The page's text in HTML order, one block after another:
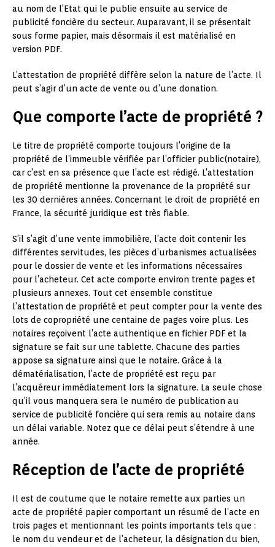
au nom de l’Etat qui le publie ensuite au service de
publicité foncière du secteur. Auparavant, il se présentait
sous forme papier, mais désormais il est matérialisé en
version PDF.
L’attestation de propriété diffère selon la nature de l’acte. Il
peut s’agir d’un acte de vente ou d’une donation.
Que comporte l’acte de propriété ?
Le titre de propriété comporte toujours l’origine de la
propriété de l’immeuble vérifiée par l’officier public(notaire),
car c’est en sa présence que l’acte est rédigé. L’attestation
de propriété mentionne la provenance de la propriété sur
les 30 dernières années. Concernant le droit de propriété en
France, la sécurité juridique est très fiable.
S’il s’agit d’une vente immobilière, l’acte doit contenir les
différentes servitudes, les pièces d’urbanismes actualisées
pour le dossier de vente et les informations nécessaires
pour l’acheteur. Cet acte comporte environ trente pages et
plusieurs annexes. Tout cet ensemble constitue
l’attestation de propriété et peut compter pour la vente des
lots de copropriété une centaine de pages voire plus. Les
notaires reçoivent l’acte authentique en fichier PDF et la
signature se fait sur une tablette. Chacune des parties
appose sa signature ainsi que le notaire. Grâce à la
dématérialisation, l’acte de propriété est reçu par
l’acquéreur immédiatement lors la signature. La seule chose
qu’il vous manquera sera le numéro de publication au
service de publicité foncière qui sera remis au notaire dans
un délai variable. Notez que ce délai peut s’étendre à une
année.
Réception de l’acte de propriété
Il est de coutume que le notaire remette aux parties un
acte de propriété papier comportant un résumé de l’acte en
trois pages et mentionnant les points importants tels que :
le nom du vendeur et de l’acheteur, la désignation du bien,